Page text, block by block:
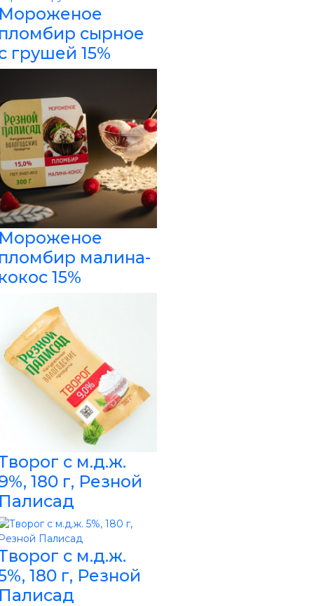
сырное
грушей 15%
малина-
15%
с м.д.ж.
180 г, Резной
с м.д.ж.
180 г, Резной